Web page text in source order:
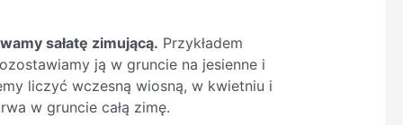
sałatę zimującą. Przykładem
ją w gruncie na jesienne i
liczyć wczesną wiosną, w kwietniu i
w gruncie całą zimę.